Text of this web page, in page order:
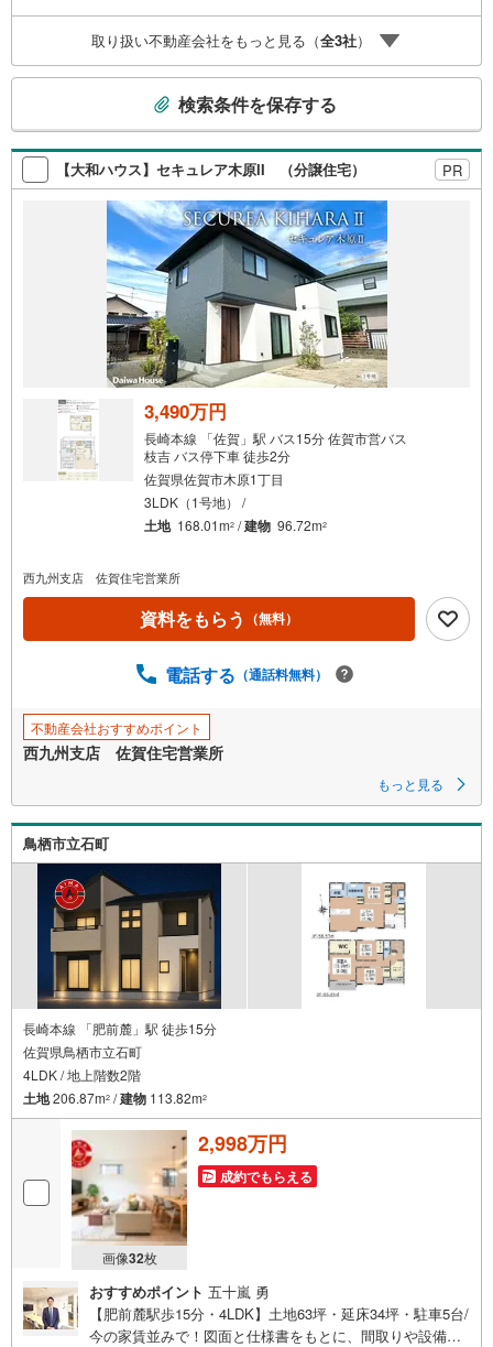
ンションの専門店です大手ネット銀行はじめ多数の金融機
関と提携/最長50年の返済プランもご用意平日も夜間もご見
学OK/ご自宅・最寄り駅まで送迎無料/オンライン相談OK
ーンが難しいと言われた方、転職後で審査にご不安の方も
ご相談ください
取り扱い不動産会社をもっと見る（全3社）
検
索
条
ペ
ー
に
す
る
検索条件を保存する
【大和ハウス】セキュレア木原II （分譲住宅） PR
3,490万円
長崎本線 「佐賀」駅 バス15分 佐賀市営バス
枝吉 バス停下車 徒歩2分
佐賀県佐賀市木原1丁目
3LDK（1号地） /
土地 168.01m2 /建物 96.72m2
西九州支店 佐賀住宅営業所
資料をもらう （無料）
電話する （通話料無料）
不動産会社おすすめポイント
西九州支店 佐賀住宅営業所
もっと見る
鳥栖市立石町
長崎本線 「肥前麓」駅 徒歩15分
佐賀県鳥栖市立石町
4LDK / 地上階数2階
土地206.87m2 /建物 113.82m2
画像32枚
2,998万円
成約でもらえる
おすすめポイント 五十嵐 勇
【肥前麓駅歩15分・4LDK】土地63坪・延床34坪・駐車5台/
今の家賃並みで！図面と仕様書をもとに、間取りや設備を